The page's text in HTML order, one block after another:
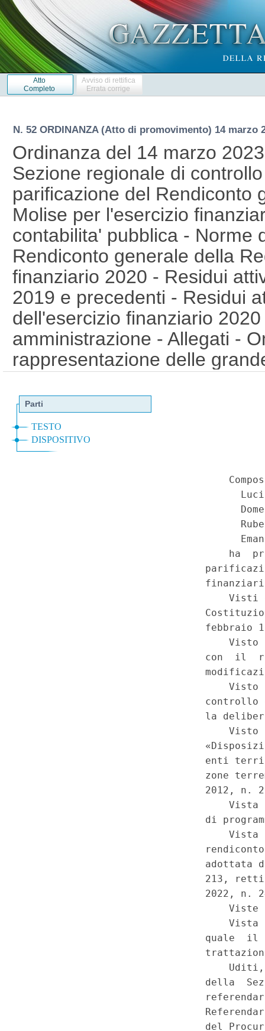
Atto
Completo
Avviso di rettifica
Errata corrige
N. 52 ORDINANZA (Atto di promovimento) 14 marzo
Ordinanza del 14 marzo
Sezione regionale di
parificazione del Rendiconto
Molise per l'esercizio
contabilita' pubblica - Norme
Rendiconto generale della
finanziario 2020 - Residui
2019 e precedenti - Residui
dell'esercizio finanziario
amministrazione - Allegati -
rappresentazione delle
gli allegati obbligatori, delle
decisione della Corte dei
Rendiconto generale della
contabilita' pubblica -
Assestamento del bilancio
Residui attivi e passivi
Risultato di
di previsione delle entrate e
all'assestamento e
Omessa considerazione,
grandezze contabili
amministrazione, delle
della Corte dei conti di
generale della Regione
2020 (del. 80/2021/PARI). -
29 dicembre 2021, n. 6
Regione Molise per
comma 1; 6, comma 1; 9 e
Regione Molise 29
del bilancio di previsione
regionali), artt. 1, 3, 4 e 5.
Speciale - Corte